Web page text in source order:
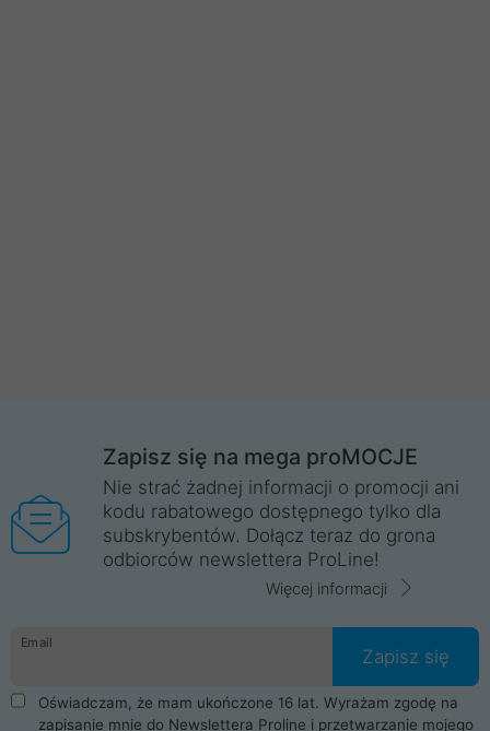
Zapisz się na mega proMOCJE
Nie strać żadnej informacji o promocji ani
kodu rabatowego dostępnego tylko dla
subskrybentów. Dołącz teraz do grona
odbiorców newslettera ProLine!
Więcej informacji
Email
Zapisz się
Oświadczam, że mam ukończone 16 lat. Wyrażam zgodę na
zapisanie mnie do Newslettera Proline i przetwarzanie mojego